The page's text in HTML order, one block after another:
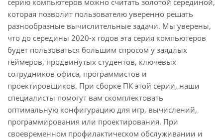
серию компьютеров можно считать золотой серединой,
которая позволит пользователю уверенно решать
разнообразные вычислительные задачи. Мы уверены,
что до середины 2020-х годов эта серия компьютеров
будет пользоваться большим спросом у заядлых
геймеров, продвинутых студентов, ключевых
сотрудников офиса, программистов и
проектировщиков. При сборке ПК этой серии, наши
специалисты помогут вам скомплектовать
оптимальную конфигурацию для игр, вычислений,
программирования или проектирования. При
своевременном профилактическом обслуживании и